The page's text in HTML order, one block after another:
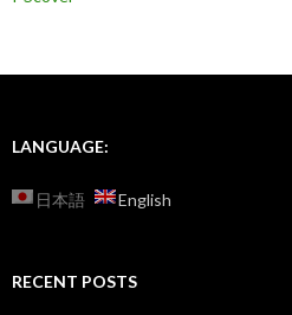
LANGUAGE:
日本語 English
RECENT POSTS